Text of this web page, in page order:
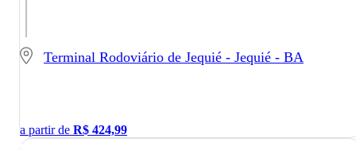
Terminal Rodoviário de Jequié - Jequié - BA
a partir de R$ 424,99